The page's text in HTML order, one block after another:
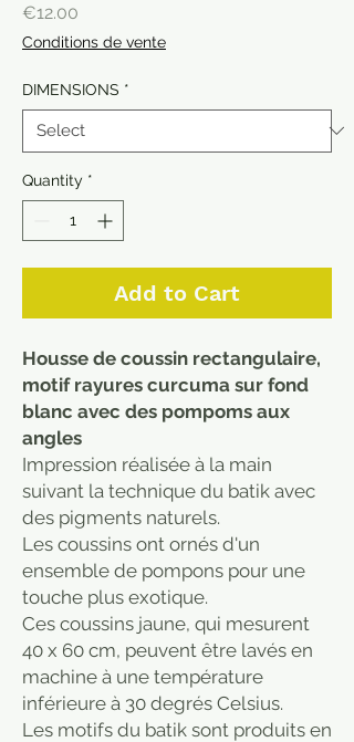
€12.00
Conditions de vente
DIMENSIONS *
Quantity *
Add to Cart
Housse de coussin rectangulaire,
motif rayures curcuma sur fond
blanc avec des pompoms aux
angles
Impression réalisée à la main
suivant la technique du batik avec
des pigments naturels.
Les coussins ont ornés d'un
ensemble de pompons pour une
touche plus exotique.
Ces coussins jaune, qui mesurent
40 x 60 cm, peuvent être lavés en
machine à une température
inférieure à 30 degrés Celsius.
Les motifs du batik sont produits en